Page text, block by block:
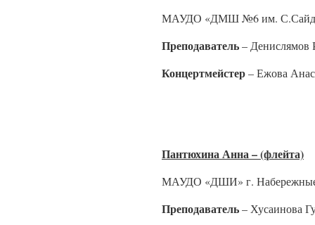
МАУДО «ДМШ №6 им.
Преподаватель– Денислямов
Концертмейстер– Ежова
Пантюхина Анна – (флейта)
МАУДО «ДШИ» г.
Преподаватель– Хусаинова